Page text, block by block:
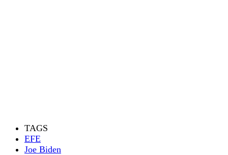
TAGS
EFE
Joe Biden